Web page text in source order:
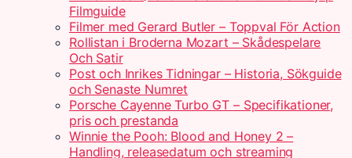
Filmguide
Filmer med Gerard Butler – Toppval För Action
Rollistan i Broderna Mozart – Skådespelare
Och Satir
Post och Inrikes Tidningar – Historia, Sökguide
och Senaste Numret
Porsche Cayenne Turbo GT – Specifikationer,
pris och prestanda
Winnie the Pooh: Blood and Honey 2 –
Handling, releasedatum och streaming